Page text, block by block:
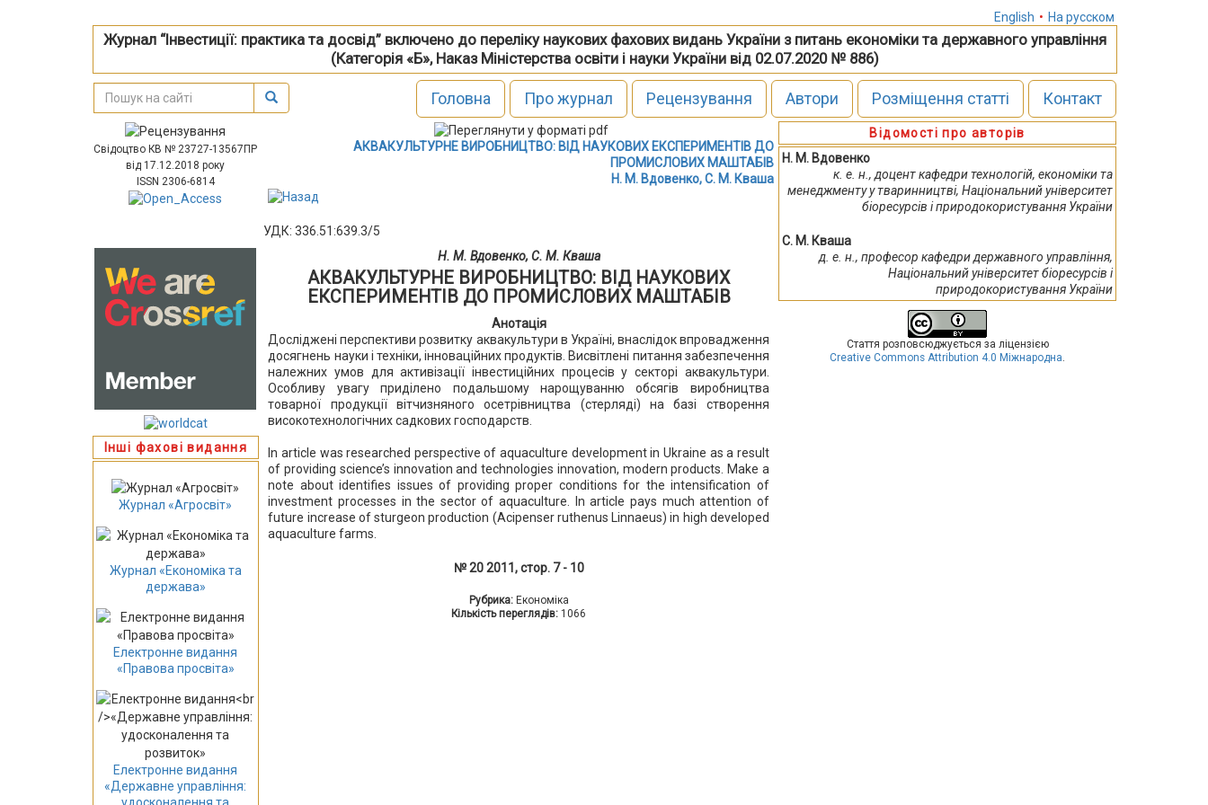
English • На русском
Журнал “Інвестиції: практика та досвід” включено до переліку наукових фахових видань України з питань економіки та державного управління
(Категорія «Б», Наказ Міністерства освіти і науки України від 02.07.2020 № 886)
Головна Про журнал Рецензування Автори Розміщення статті Контакт
Свідоцтво КВ № 23727-13567ПР
від 17.12.2018 року
ISSN 2306-6814
Інші фахові видання
Журнал «Агросвіт»
Журнал «Економіка та
держава»
Електронне видання
«Правова просвіта»
Електронне видання
«Державне управління:
АКВАКУЛЬТУРНЕ ВИРОБНИЦТВО: ВІД НАУКОВИХ ЕКСПЕРИМЕНТІВ ДО
ПРОМИСЛОВИХ МАШТАБІВ
Н. М. Вдовенко, С. М. Кваша
УДК: 336.51:639.3/5
Н. М. Вдовенко, С. М. Кваша
АКВАКУЛЬТУРНЕ ВИРОБНИЦТВО: ВІД НАУКОВИХ
ЕКСПЕРИМЕНТІВ ДО ПРОМИСЛОВИХ МАШТАБІВ
Анотація
Досліджені перспективи розвитку аквакультури в Україні, внаслідок впровадження
досягнень науки і техніки, інноваційних продуктів. Висвітлені питання забезпечення
належних умов для активізації інвестиційних процесів у секторі аквакультури.
Особливу увагу приділено подальшому нарощуванню обсягів виробництва
товарної продукції вітчизняного осетрівництва (стерляді) на базі створення
високотехнологічних садкових господарств.
In article was researched perspective of aquaculture development in Ukraine as a result
of providing science’s innovation and technologies innovation, modern products. Make a
note about identifies issues of providing proper conditions for the intensification of
investment processes in the sector of aquaculture. In article pays much attention of
future increase of sturgeon production (Аcipenser ruthenus Linnaeus) in high developed
aquaculture farms.
№ 20 2011, стор. 7 - 10
Рубрика: Економіка
Кількість переглядів: 1066
Відомості про авторів
Н. М. Вдовенко
к. е. н., доцент кафедри технологій, економіки та
менеджменту у тваринництві, Національний університет
біоресурсів і природокористування України
С. М. Кваша
д. е. н., професор кафедри державного управління,
Національний університет біоресурсів і
природокористування України
Стаття розповсюджується за ліцензією
Creative Commons Attribution 4.0 Міжнародна.